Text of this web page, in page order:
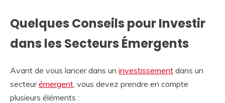
Quelques Conseils pour Investir
dans les Secteurs Émergents
Avant de vous lancer dans un investissement dans un
secteurémergent , vous devez prendre en compte
plusieurs éléments :